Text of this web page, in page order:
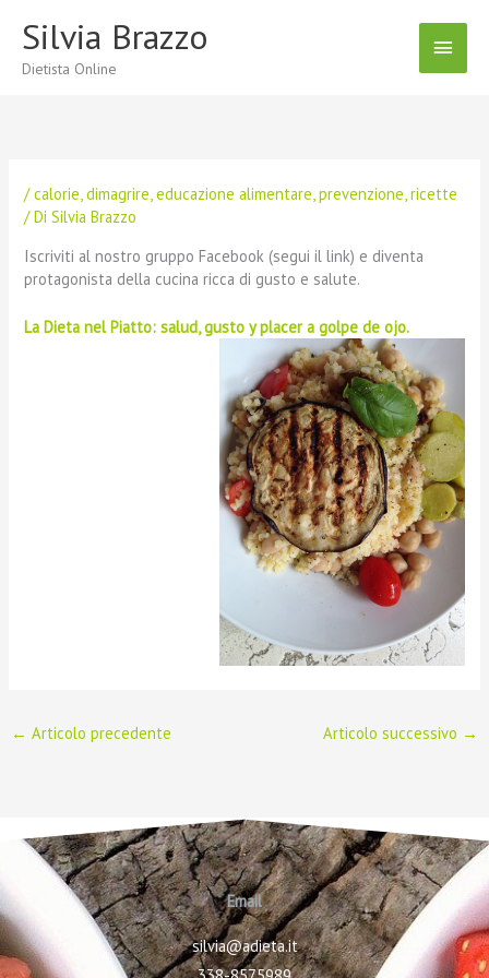
contenuto
Silvia Brazzo
Dietista Online
Menu
/calorie,dimagrire,educazione alimentare,prevenzione,ricette
/ DiSilvia Brazzo
Iscriviti al nostro gruppo Facebook (segui il link) e diventa
protagonista della cucina ricca di gusto e salute.
La Dieta nel Piatto: salud, gusto y placer a golpe de ojo.
← Articolo precedente Articolo successivo →
Email
silvia@adieta.it